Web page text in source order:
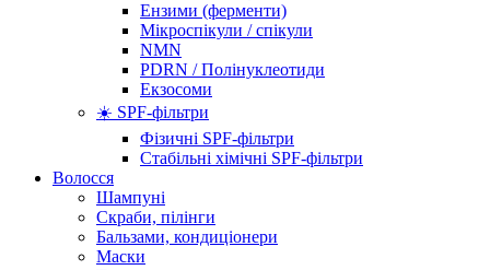
Ензими (ферменти)
Мікроспікули / спікули
NMN
PDRN / Полінуклеотиди
Екзосоми
☀️ SPF-фільтри
Фізичні SPF-фільтри
Стабільні хімічні SPF-фільтри
Волосся
Шампуні
Скраби, пілінги
Бальзами, кондиціонери
Маски